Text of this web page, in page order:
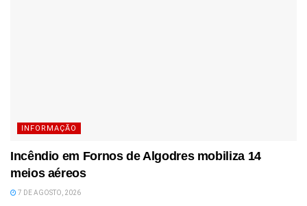
INFORMAÇÃO
Incêndio em Fornos de Algodres mobiliza 14
meios aéreos
7 DE AGOSTO, 2026